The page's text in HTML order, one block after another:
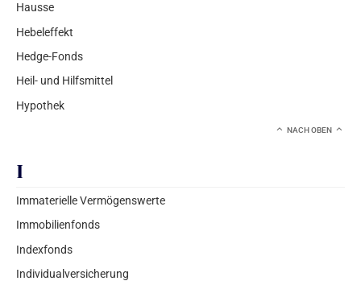
Hausse
Hebeleffekt
Hedge-Fonds
Heil- und Hilfsmittel
Hypothek
NACH OBEN
I
Immaterielle Vermögenswerte
Immobilienfonds
Indexfonds
Individualversicherung